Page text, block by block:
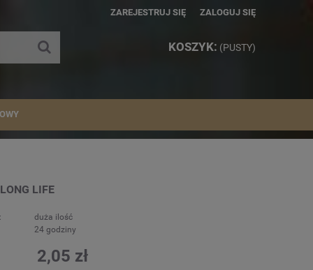
ZAREJESTRUJ SIĘ ZALOGUJ SIĘ
KOSZYK: (PUSTY)
LIFE
duża ilość
24 godziny
2,05 zł